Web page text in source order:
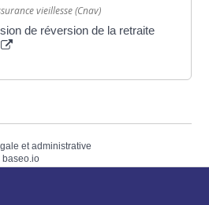
vieillesse (Cnav)
de réversion de la retraite
et administrative
baseo.io